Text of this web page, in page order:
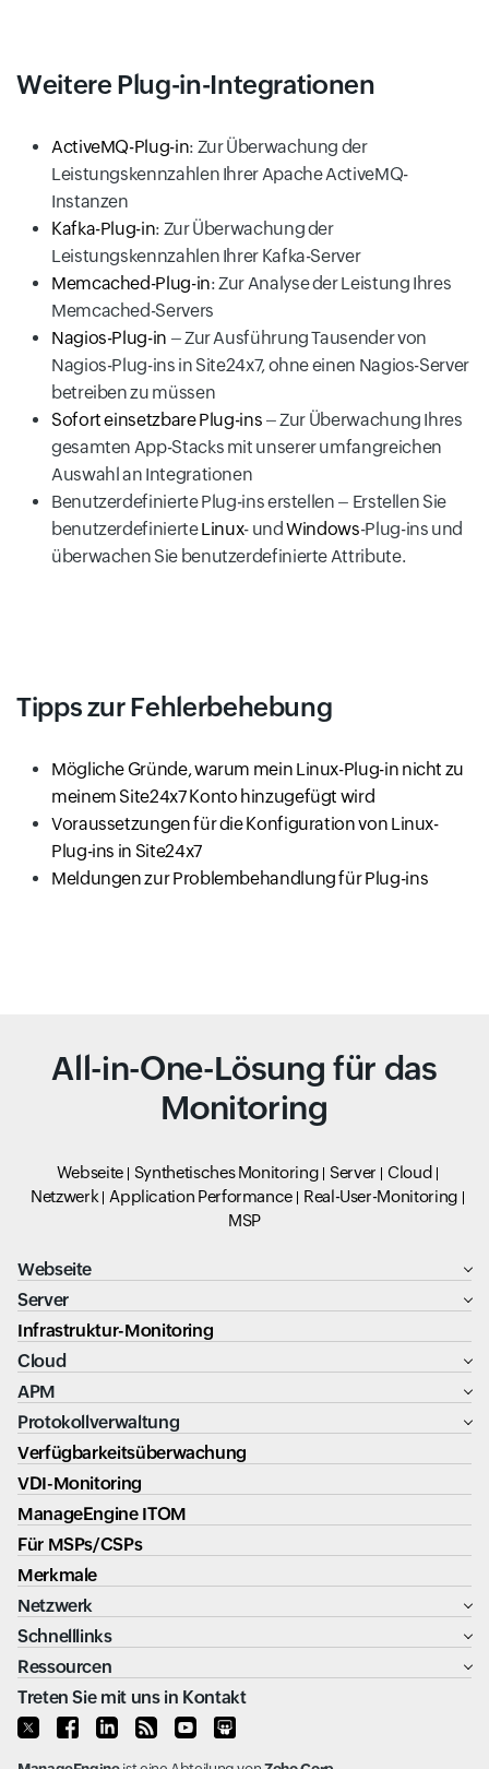
Weitere Plug-in-Integrationen
ActiveMQ-Plug-in: Zur Überwachung der
Leistungskennzahlen Ihrer Apache ActiveMQ-
Instanzen
Kafka-Plug-in: Zur Überwachung der
Leistungskennzahlen Ihrer Kafka-Server
Memcached-Plug-in: Zur Analyse der Leistung Ihres
Memcached-Servers
Nagios-Plug-in – Zur Ausführung Tausender von
Nagios-Plug-ins in Site24x7, ohne einen Nagios-Server
betreiben zu müssen
Sofort einsetzbare Plug-ins – Zur Überwachung Ihres
gesamten App-Stacks mit unserer umfangreichen
Auswahl an Integrationen
Benutzerdefinierte Plug-ins erstellen – Erstellen Sie
benutzerdefinierteLinux- undWindows-Plug-ins und
überwachen Sie benutzerdefinierte Attribute.
Tipps zur Fehlerbehebung
Mögliche Gründe, warum mein Linux-Plug-in nicht zu
meinem Site24x7 Konto hinzugefügt wird
Voraussetzungen für die Konfiguration von Linux-
Plug-ins in Site24x7
Meldungen zur Problembehandlung für Plug-ins
All-in-One-Lösung für das
Monitoring
Webseite Synthetisches Monitoring Server
Cloud
Netzwerk
Application Performance
Real-User-Monitoring
MSP
Webseite
Server
Infrastruktur-Monitoring
Cloud
APM
Protokollverwaltung
Verfügbarkeitsüberwachung
VDI-Monitoring
ManageEngine ITOM
Für MSPs/CSPs
Merkmale
Netzwerk
Schnelllinks
Ressourcen
Treten Sie mit uns in Kontakt